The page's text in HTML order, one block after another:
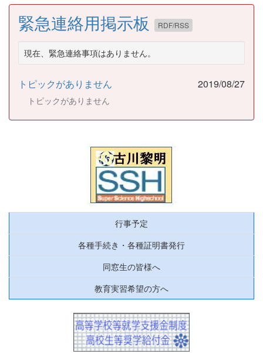
緊急連絡用掲示板 RDF/RSS
現在、緊急連絡事項はありません。
トピックがありません 2019/08/27
トピックがありません
行事予定
各種手続き・各種証明書発行
同窓生の皆様へ
教育実習希望の方へ